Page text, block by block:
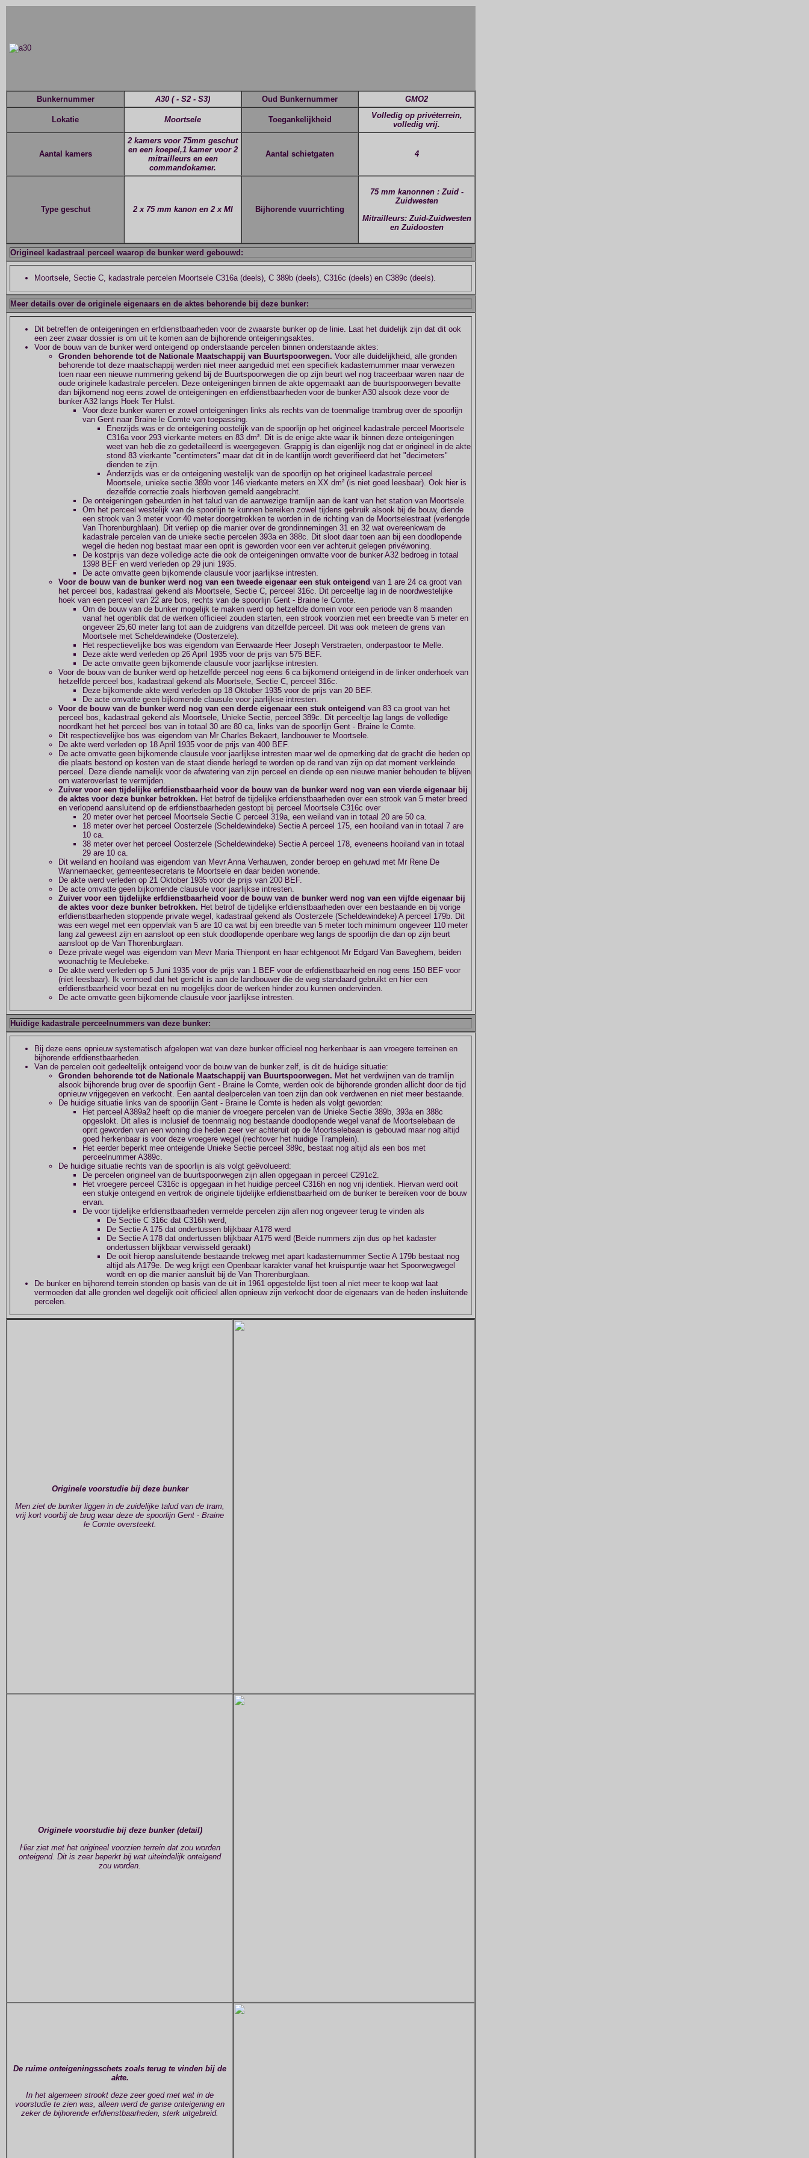
Bunkernummer A30 ( - S2 - S3) Oud Bunkernummer GMO2
Lokatie Moortsele Toegankelijkheid
Volledig op privéterrein,
volledig vrij.
Aantal kamers
2 kamers voor 75mm geschut
en een koepel,1 kamer voor 2
mitrailleurs en een
commandokamer.
Aantal schietgaten 4
Type geschut 2 x 75 mm kanon en 2 x MI Bijhorende vuurrichting
75 mm kanonnen : Zuid -
Zuidwesten
Mitrailleurs: Zuid-Zuidwesten
en Zuidoosten
Origineel kadastraal perceel waarop de bunker werd gebouwd:
Moortsele, Sectie C, kadastrale percelen Moortsele C316a (deels), C 389b (deels), C316c (deels) en C389c (deels).
Meer details over de originele eigenaars en de aktes behorende bij deze bunker:
Dit betreffen de onteigeningen en erfdienstbaarheden voor de zwaarste bunker op de linie. Laat het duidelijk zijn dat dit ook
een zeer zwaar dossier is om uit te komen aan de bijhorende onteigeningsaktes.
Voor de bouw van de bunker werd onteigend op onderstaande percelen binnen onderstaande aktes:
Gronden behorende tot de Nationale Maatschappij van Buurtspoorwegen. Voor alle duidelijkheid, alle gronden
behorende tot deze maatschappij werden niet meer aangeduid met een specifiek kadasternummer maar verwezen
toen naar een nieuwe nummering gekend bij de Buurtspoorwegen die op zijn beurt wel nog traceerbaar waren naar de
oude originele kadastrale percelen. Deze onteigeningen binnen de akte opgemaakt aan de buurtspoorwegen bevatte
dan bijkomend nog eens zowel de onteigeningen en erfdienstbaarheden voor de bunker A30 alsook deze voor de
bunker A32 langs Hoek Ter Hulst.
Voor deze bunker waren er zowel onteigeningen links als rechts van de toenmalige trambrug over de spoorlijn
van Gent naar Braine le Comte van toepassing.
Enerzijds was er de onteigening oostelijk van de spoorlijn op het origineel kadastrale perceel Moortsele
C316a voor 293 vierkante meters en 83 dm². Dit is de enige akte waar ik binnen deze onteigeningen
weet van heb die zo gedetailleerd is weergegeven. Grappig is dan eigenlijk nog dat er origineel in de akte
stond 83 vierkante "centimeters" maar dat dit in de kantlijn wordt geverifieerd dat het "decimeters"
dienden te zijn.
Anderzijds was er de onteigening westelijk van de spoorlijn op het origineel kadastrale perceel
Moortsele, unieke sectie 389b voor 146 vierkante meters en XX dm² (is niet goed leesbaar). Ook hier is
dezelfde correctie zoals hierboven gemeld aangebracht.
De onteigeningen gebeurden in het talud van de aanwezige tramlijn aan de kant van het station van Moortsele.
Om het perceel westelijk van de spoorlijn te kunnen bereiken zowel tijdens gebruik alsook bij de bouw, diende
een strook van 3 meter voor 40 meter doorgetrokken te worden in de richting van de Moortselestraat (verlengde
Van Thorenburghlaan). Dit verliep op die manier over de grondinnemingen 31 en 32 wat overeenkwam de
kadastrale percelen van de unieke sectie percelen 393a en 388c. Dit sloot daar toen aan bij een doodlopende
wegel die heden nog bestaat maar een oprit is geworden voor een ver achteruit gelegen privéwoning.
De kostprijs van deze volledige acte die ook de onteigeningen omvatte voor de bunker A32 bedroeg in totaal
1398 BEF en werd verleden op 29 juni 1935.
De acte omvatte geen bijkomende clausule voor jaarlijkse intresten.
Voor de bouw van de bunker werd nog van een tweede eigenaar een stuk onteigend van 1 are 24 ca groot van
het perceel bos, kadastraal gekend als Moortsele, Sectie C, perceel 316c. Dit perceeltje lag in de noordwestelijke
hoek van een perceel van 22 are bos, rechts van de spoorlijn Gent - Braine le Comte.
Om de bouw van de bunker mogelijk te maken werd op hetzelfde domein voor een periode van 8 maanden
vanaf het ogenblik dat de werken officieel zouden starten, een strook voorzien met een breedte van 5 meter en
ongeveer 25,60 meter lang tot aan de zuidgrens van ditzelfde perceel. Dit was ook meteen de grens van
Moortsele met Scheldewindeke (Oosterzele).
Het respectievelijke bos was eigendom van Eerwaarde Heer Joseph Verstraeten, onderpastoor te Melle.
Deze akte werd verleden op 26 April 1935 voor de prijs van 575 BEF.
De acte omvatte geen bijkomende clausule voor jaarlijkse intresten.
Voor de bouw van de bunker werd op hetzelfde perceel nog eens 6 ca bijkomend onteigend in de linker onderhoek van
hetzelfde perceel bos, kadastraal gekend als Moortsele, Sectie C, perceel 316c.
Deze bijkomende akte werd verleden op 18 Oktober 1935 voor de prijs van 20 BEF.
De acte omvatte geen bijkomende clausule voor jaarlijkse intresten.
Voor de bouw van de bunker werd nog van een derde eigenaar een stuk onteigend van 83 ca groot van het
perceel bos, kadastraal gekend als Moortsele, Unieke Sectie, perceel 389c. Dit perceeltje lag langs de volledige
noordkant het het perceel bos van in totaal 30 are 80 ca, links van de spoorlijn Gent - Braine le Comte.
Dit respectievelijke bos was eigendom van Mr Charles Bekaert, landbouwer te Moortsele.
De akte werd verleden op 18 April 1935 voor de prijs van 400 BEF.
De acte omvatte geen bijkomende clausule voor jaarlijkse intresten maar wel de opmerking dat de gracht die heden op
die plaats bestond op kosten van de staat diende herlegd te worden op de rand van zijn op dat moment verkleinde
perceel. Deze diende namelijk voor de afwatering van zijn perceel en diende op een nieuwe manier behouden te blijven
om wateroverlast te vermijden.
Zuiver voor een tijdelijke erfdienstbaarheid voor de bouw van de bunker werd nog van een vierde eigenaar bij
de aktes voor deze bunker betrokken. Het betrof de tijdelijke erfdienstbaarheden over een strook van 5 meter breed
en verlopend aansluitend op de erfdienstbaarheden gestopt bij perceel Moortsele C316c over
20 meter over het perceel Moortsele Sectie C perceel 319a, een weiland van in totaal 20 are 50 ca.
18 meter over het perceel Oosterzele (Scheldewindeke) Sectie A perceel 175, een hooiland van in totaal 7 are
10 ca.
38 meter over het perceel Oosterzele (Scheldewindeke) Sectie A perceel 178, eveneens hooiland van in totaal
29 are 10 ca.
Dit weiland en hooiland was eigendom van Mevr Anna Verhauwen, zonder beroep en gehuwd met Mr Rene De
Wannemaecker, gemeentesecretaris te Moortsele en daar beiden wonende.
De akte werd verleden op 21 Oktober 1935 voor de prijs van 200 BEF.
De acte omvatte geen bijkomende clausule voor jaarlijkse intresten.
Zuiver voor een tijdelijke erfdienstbaarheid voor de bouw van de bunker werd nog van een vijfde eigenaar bij
de aktes voor deze bunker betrokken. Het betrof de tijdelijke erfdienstbaarheden over een bestaande en bij vorige
erfdienstbaarheden stoppende private wegel, kadastraal gekend als Oosterzele (Scheldewindeke) A perceel 179b. Dit
was een wegel met een oppervlak van 5 are 10 ca wat bij een breedte van 5 meter toch minimum ongeveer 110 meter
lang zal geweest zijn en aansloot op een stuk doodlopende openbare weg langs de spoorlijn die dan op zijn beurt
aansloot op de Van Thorenburglaan.
Deze private wegel was eigendom van Mevr Maria Thienpont en haar echtgenoot Mr Edgard Van Baveghem, beiden
woonachtig te Meulebeke.
De akte werd verleden op 5 Juni 1935 voor de prijs van 1 BEF voor de erfdienstbaarheid en nog eens 150 BEF voor
(niet leesbaar). Ik vermoed dat het gericht is aan de landbouwer die de weg standaard gebruikt en hier een
erfdienstbaarheid voor bezat en nu mogelijks door de werken hinder zou kunnen ondervinden.
De acte omvatte geen bijkomende clausule voor jaarlijkse intresten.
Huidige kadastrale perceelnummers van deze bunker:
Bij deze eens opnieuw systematisch afgelopen wat van deze bunker officieel nog herkenbaar is aan vroegere terreinen en
bijhorende erfdienstbaarheden.
Van de percelen ooit gedeeltelijk onteigend voor de bouw van de bunker zelf, is dit de huidige situatie:
Gronden behorende tot de Nationale Maatschappij van Buurtspoorwegen. Met het verdwijnen van de tramlijn
alsook bijhorende brug over de spoorlijn Gent - Braine le Comte, werden ook de bijhorende gronden allicht door de tijd
opnieuw vrijgegeven en verkocht. Een aantal deelpercelen van toen zijn dan ook verdwenen en niet meer bestaande.
De huidige situatie links van de spoorlijn Gent - Braine le Comte is heden als volgt geworden:
Het perceel A389a2 heeft op die manier de vroegere percelen van de Unieke Sectie 389b, 393a en 388c
opgeslokt. Dit alles is inclusief de toenmalig nog bestaande doodlopende wegel vanaf de Moortselebaan de
oprit geworden van een woning die heden zeer ver achteruit op de Moortselebaan is gebouwd maar nog altijd
goed herkenbaar is voor deze vroegere wegel (rechtover het huidige Tramplein).
Het eerder beperkt mee onteigende Unieke Sectie perceel 389c, bestaat nog altijd als een bos met
perceelnummer A389c.
De huidige situatie rechts van de spoorlijn is als volgt geëvolueerd:
De percelen origineel van de buurtspoorwegen zijn allen opgegaan in perceel C291c2.
Het vroegere perceel C316c is opgegaan in het huidige perceel C316h en nog vrij identiek. Hiervan werd ooit
een stukje onteigend en vertrok de originele tijdelijke erfdienstbaarheid om de bunker te bereiken voor de bouw
ervan.
De voor tijdelijke erfdienstbaarheden vermelde percelen zijn allen nog ongeveer terug te vinden als
De Sectie C 316c dat C316h werd,
De Sectie A 175 dat ondertussen blijkbaar A178 werd
De Sectie A 178 dat ondertussen blijkbaar A175 werd (Beide nummers zijn dus op het kadaster
ondertussen blijkbaar verwisseld geraakt)
De ooit hierop aansluitende bestaande trekweg met apart kadasternummer Sectie A 179b bestaat nog
altijd als A179e. De weg krijgt een Openbaar karakter vanaf het kruispuntje waar het Spoorwegwegel
wordt en op die manier aansluit bij de Van Thorenburglaan.
De bunker en bijhorend terrein stonden op basis van de uit in 1961 opgestelde lijst toen al niet meer te koop wat laat
vermoeden dat alle gronden wel degelijk ooit officieel allen opnieuw zijn verkocht door de eigenaars van de heden insluitende
percelen.
Originele voorstudie bij deze bunker
Men ziet de bunker liggen in de zuidelijke talud van de tram,
vrij kort voorbij de brug waar deze de spoorlijn Gent - Braine
le Comte oversteekt.
Originele voorstudie bij deze bunker (detail)
Hier ziet met het origineel voorzien terrein dat zou worden
onteigend. Dit is zeer beperkt bij wat uiteindelijk onteigend
zou worden.
De ruime onteigeningsschets zoals terug te vinden bij de
akte.
In het algemeen strookt deze zeer goed met wat in de
voorstudie te zien was, alleen werd de ganse onteigening en
zeker de bijhorende erfdienstbaarheden, sterk uitgebreid.